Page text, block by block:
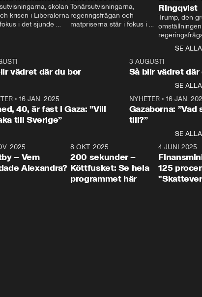
skolan
krisen i Liberalerna
i det sjunde
My
ställer
och
till svars.
Tonårsutvisningarna,
regeringsfrågan och
matpriserna står i fokus i
Rohwedder ställer
statsminister Ulf Kristersson
Ringqvist
Trump, den
centrum i
avsnittet av
Makten”. Se
Aftonbladets
Rohwedder
Thand Ring
SE ALLA
vädret där du bor
3 AUGUSTI
Så blir vädret där
SE ALLA
• 16 JAN. 2025
40, är fast i Gaza: ”Vill
till Sverige”
NYHETER• 16 JAN.
Gazaborna:
till?”
SE ALLA
31:05
2025
– Vem
Alexandra?
4:29
8 OKT. 2025
200 sekunder –
Köttfusket: Se hela
programmet här
4 JUNI 2025
125